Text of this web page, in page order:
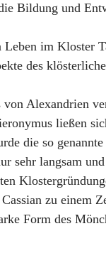
Bildung und
im Kloster
des
von Alexandrien
ließen
die so
sehr langsam
zu einem
Form des